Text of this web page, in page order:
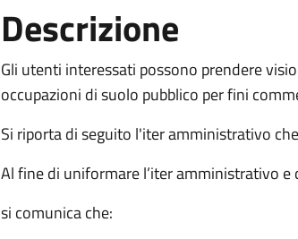
Descrizione
Gli utenti interessati possono prendere
occupazioni di suolo pubblico per fini
Si riporta di seguito l'iter amministrativo
Al fine di uniformare l’iter amministrativo
si comunica che: